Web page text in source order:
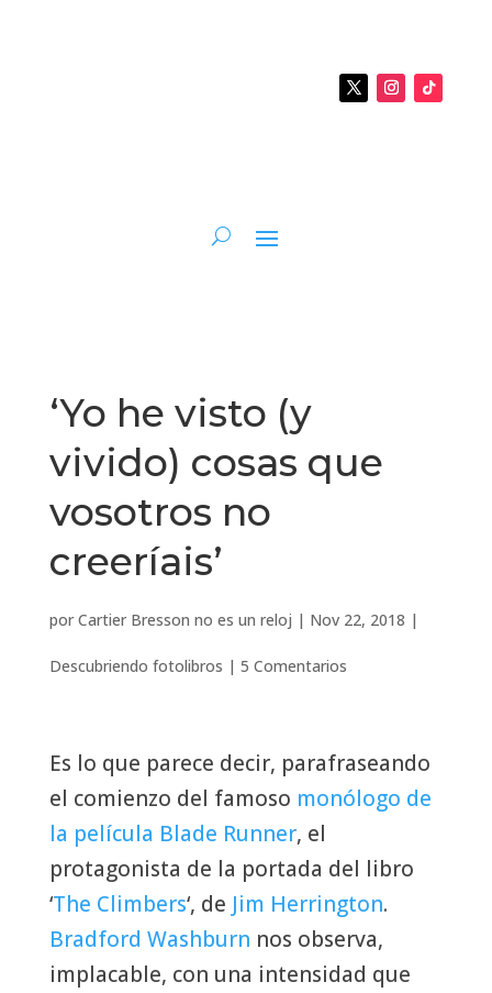
‘Yo he visto (y
vivido) cosas que
vosotros no
creeríais’
por Cartier Bresson no es un reloj | Nov 22, 2018 |
Descubriendo fotolibros | 5 Comentarios
Es lo que parece decir, parafraseando
el comienzo del famoso monólogo de
la película Blade Runner, el
protagonista de la portada del libro
‘The Climbers‘, de Jim Herrington.
Bradford Washburn nos observa,
implacable, con una intensidad que